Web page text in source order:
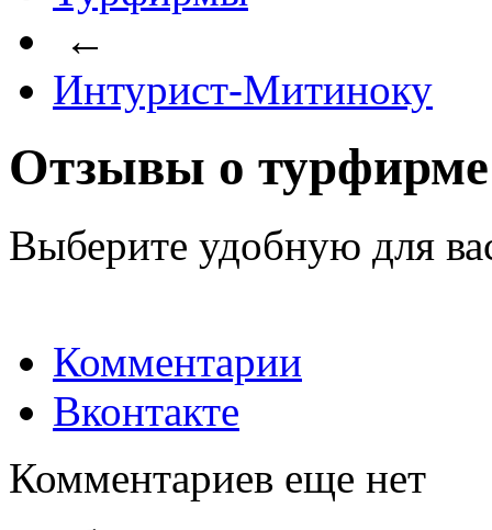
←
Интурист-Митиноку
Отзывы о
Выберите удобную для
Комментарии
Вконтакте
Комментариев еще нет